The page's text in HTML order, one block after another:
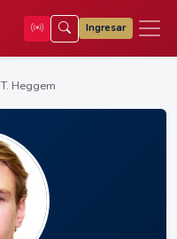
Ingresar
T. Heggem